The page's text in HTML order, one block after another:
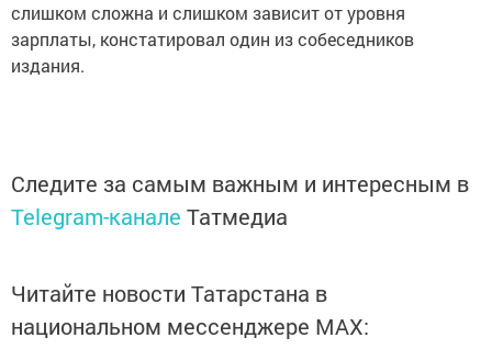
слишком сложна и слишком зависит от уровня
зарплаты, констатировал один из собеседников
издания.
Следите за самым важным и интересным в
Telegram-канале Татмедиа
Читайте новости Татарстана в
национальном мессенджере MАХ: